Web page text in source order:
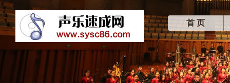
首 页